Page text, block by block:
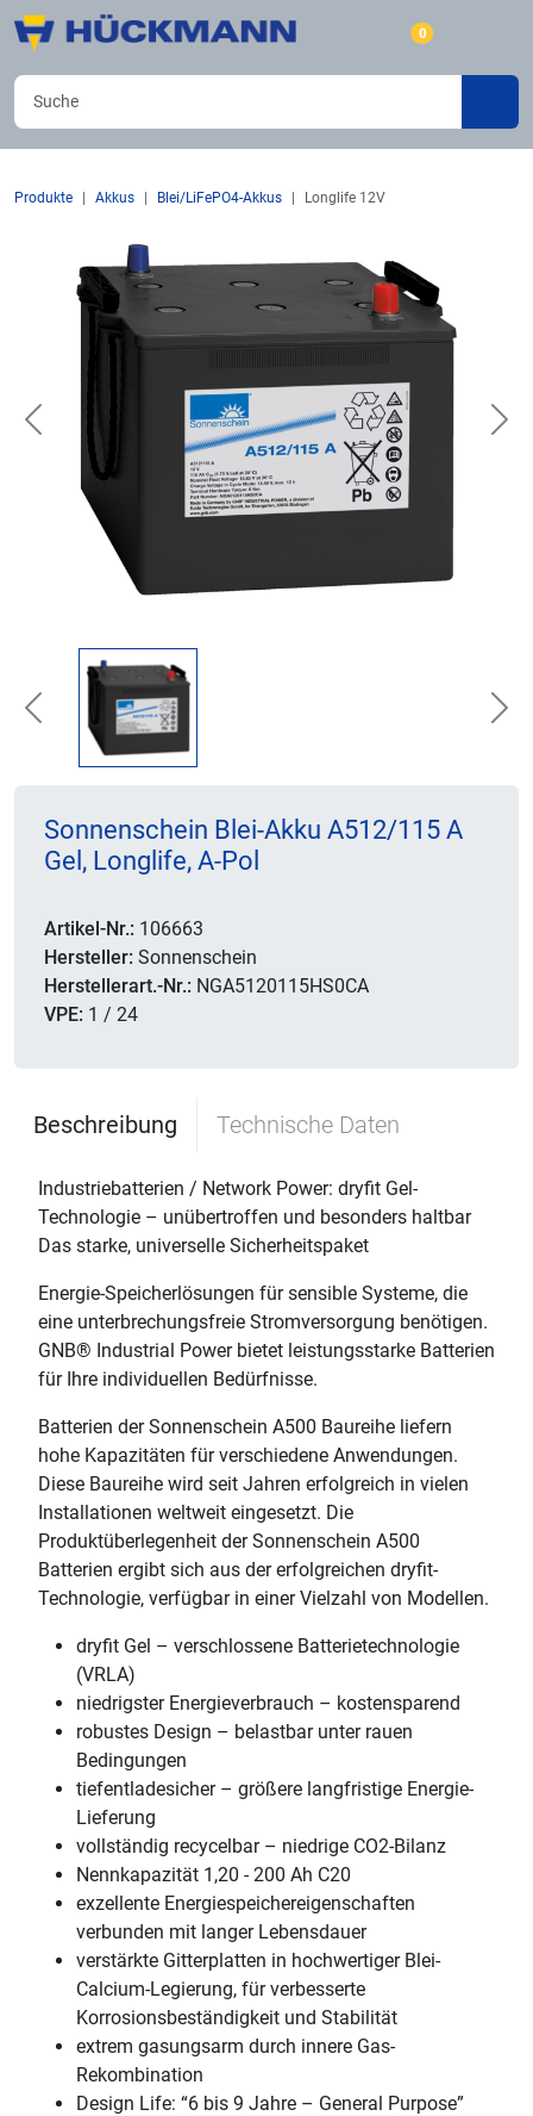
0
Produkte Akkus Blei/LiFePO4-Akkus Longlife 12V
Previous
Previous
Sonnenschein Blei-Akku A512/115 A
Gel, Longlife, A-Pol
Artikel-Nr.: 106663
Hersteller: Sonnenschein
Herstellerart.-Nr.: NGA5120115HS0CA
VPE: 1 / 24
Beschreibung Technische Daten
Industriebatterien / Network Power: dryfit Gel-
Technologie – unübertroffen und besonders haltbar
Das starke, universelle Sicherheitspaket
Energie-Speicherlösungen für sensible Systeme, die
eine unterbrechungsfreie Stromversorgung benötigen.
GNB® Industrial Power bietet leistungsstarke Batterien
für Ihre individuellen Bedürfnisse.
Batterien der Sonnenschein A500 Baureihe liefern
hohe Kapazitäten für verschiedene Anwendungen.
Diese Baureihe wird seit Jahren erfolgreich in vielen
Installationen weltweit eingesetzt. Die
Produktüberlegenheit der Sonnenschein A500
Batterien ergibt sich aus der erfolgreichen dryfit-
Technologie, verfügbar in einer Vielzahl von Modellen.
dryfit Gel – verschlossene Batterietechnologie
(VRLA)
niedrigster Energieverbrauch – kostensparend
robustes Design – belastbar unter rauen
Bedingungen
tiefentladesicher – größere langfristige Energie-
Lieferung
vollständig recycelbar – niedrige CO2-Bilanz
Nennkapazität 1,20 - 200 Ah C20
exzellente Energiespeichereigenschaften
verbunden mit langer Lebensdauer
verstärkte Gitterplatten in hochwertiger Blei-
Calcium-Legierung, für verbesserte
Korrosionsbeständigkeit und Stabilität
extrem gasungsarm durch innere Gas-
Rekombination
Design Life: “6 bis 9 Jahre – General Purpose”